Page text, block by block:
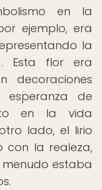
en la
ejemplo, era
la
Esta flor era
decoraciones
esperanza de
en la vida
lado, el lirio
con la realeza,
estaba